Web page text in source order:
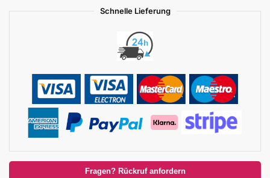
Schnelle Lieferung
Fragen? Rückruf anfordern